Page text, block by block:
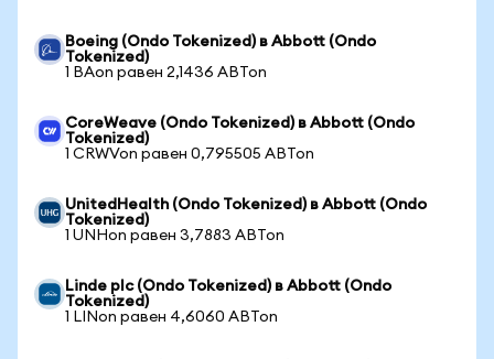
Boeing (Ondo Tokenized) в Abbott (Ondo
Tokenized)
1 BAon равен 2,1436 ABTon
CoreWeave (Ondo Tokenized) в Abbott (Ondo
Tokenized)
1 CRWVon равен 0,795505 ABTon
UnitedHealth (Ondo Tokenized) в Abbott (Ondo
Tokenized)
1 UNHon равен 3,7883 ABTon
Linde plc (Ondo Tokenized) в Abbott (Ondo
Tokenized)
1 LINon равен 4,6060 ABTon